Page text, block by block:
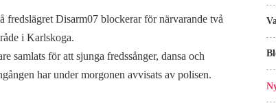
fredslägret Disarm07 blockerar för närvarande två
i Karlskoga.
samlats för att sjunga fredssånger, dansa och
har under morgonen avvisats av polisen.